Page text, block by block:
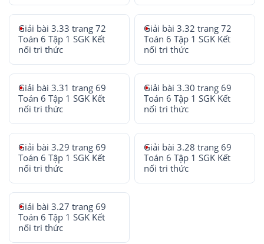
Giải bài 3.33 trang 72
Toán 6 Tập 1 SGK Kết
nối tri thức
Giải bài 3.32 trang 72
Toán 6 Tập 1 SGK Kết
nối tri thức
Giải bài 3.31 trang 69
Toán 6 Tập 1 SGK Kết
nối tri thức
Giải bài 3.30 trang 69
Toán 6 Tập 1 SGK Kết
nối tri thức
Giải bài 3.29 trang 69
Toán 6 Tập 1 SGK Kết
nối tri thức
Giải bài 3.28 trang 69
Toán 6 Tập 1 SGK Kết
nối tri thức
Giải bài 3.27 trang 69
Toán 6 Tập 1 SGK Kết
nối tri thức